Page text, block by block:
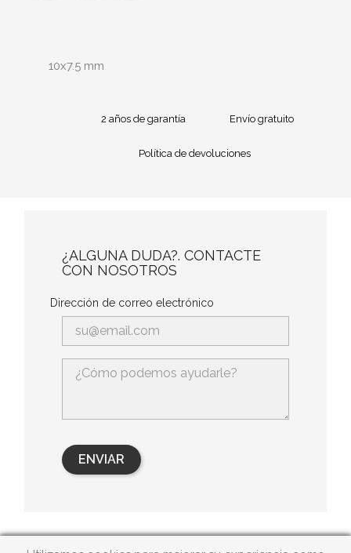
10x7.5 mm
2 años de garantía Envío gratuito
Política de devoluciones
¿ALGUNA DUDA?. CONTACTE
CON NOSOTROS
Dirección de correo electrónico